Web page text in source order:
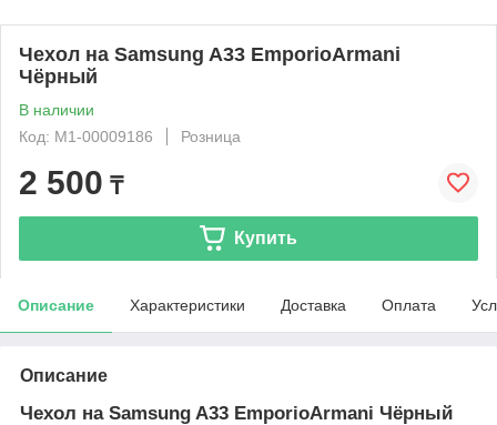
Чехол на Samsung A33 EmporioArmani
Чёрный
В наличии
Код: М1-00009186
Розница
2 500 ₸
Купить
Описание Характеристики Доставка Оплата
Описание
Чехол на Samsung A33 EmporioArmani Чёрный